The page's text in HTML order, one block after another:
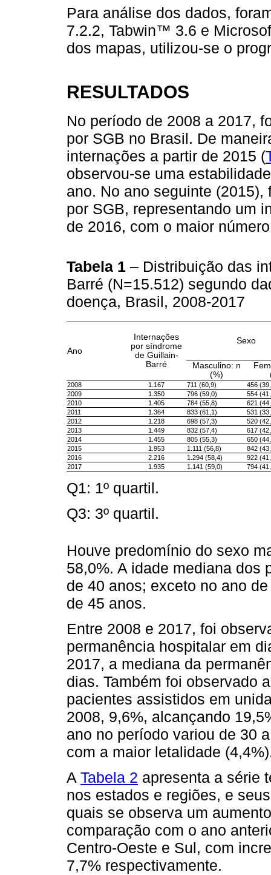
Para análise dos dados,
7.2.2, Tabwin™ 3.6 e
dos mapas, utilizou-se o
RESULTADOS
No período de 2008 a 2017,
por SGB no Brasil. De
internações a partir de 2015 (
observou-se uma
ano. No ano seguinte
por SGB, representando um
de 2016, com o maior
Tabela 1 – Distribuição das
Barré (N=15.512) segundo
doença, Brasil, 2008-2017
Ano
Internações
por síndrome
de Guillain-
Barré
Sexo
Masculino: n
(%)
2008 1.167 711 (60,9)
456
2009
1.350 796 (59,0)
554
2010
1.405 784 (55,8)
621
2011
1.364 833 (61,1)
531
2012
1.218 698 (57,3)
520
2013
1.449 832 (57,4)
617
2014
1.455 805 (55,3)
650
2015
1.953 1.111 (56,8)
842
2016
2.216 1.294 (58,4)
922
2017
1.935 1.141 (59,0) 794
Q1: 1º quartil.
Q3: 3º quartil.
Houve predomínio do sexo
58,0%. A idade mediana dos
de 40 anos; exceto no ano
de 45 anos.
Entre 2008 e 2017, foi
permanência hospitalar em
2017, a mediana da
dias. Também foi observado
pacientes assistidos em
2008, 9,6%, alcançando
ano no período variou de 30
com a maior letalidade
A Tabela 2 apresenta a série
nos estados e regiões, e
quais se observa um
comparação com o ano
Centro-Oeste e Sul, com
7,7% respectivamente.